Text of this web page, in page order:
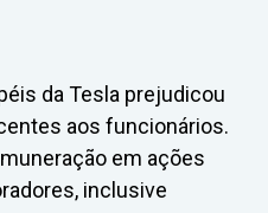
da Tesla prejudicou
aos funcionários.
em ações
inclusive